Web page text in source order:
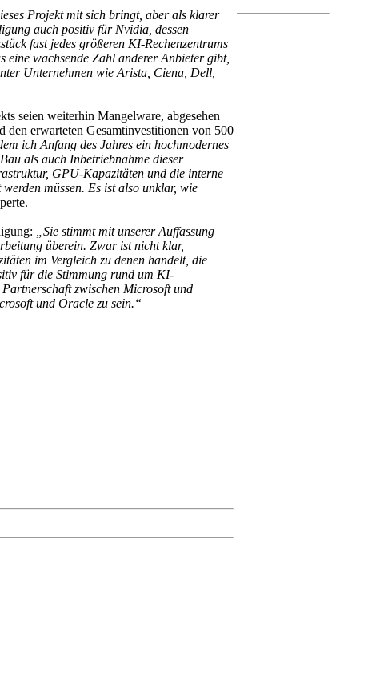
Projekt mit sich bringt, aber als klarer
auch positiv für Nvidia, dessen
fast jedes größeren KI-Rechenzentrums
eine wachsende Zahl anderer Anbieter gibt,
Unternehmen wie Arista, Ciena, Dell,
seien weiterhin Mangelware, abgesehen
erwarteten Gesamtinvestitionen von 500
ich Anfang des Jahres ein hochmodernes
als auch Inbetriebnahme dieser
GPU-Kapazitäten und die interne
müssen. Es ist also unklar, wie
„Sie stimmt mit unserer Auffassung
überein. Zwar ist nicht klar,
im Vergleich zu denen handelt, die
für die Stimmung rund um KI-
zwischen Microsoft und
und Oracle zu sein.“